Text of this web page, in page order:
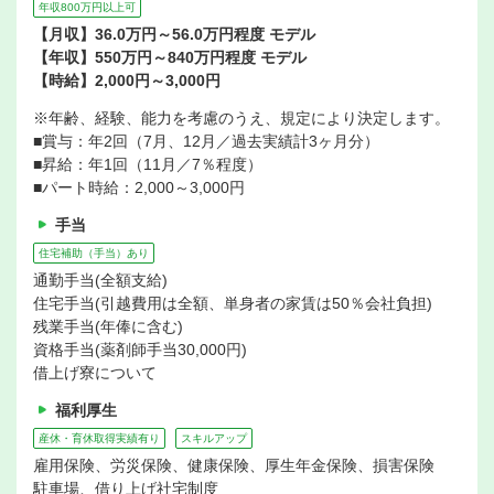
年収800万円以上可
【月収】36.0万円～56.0万円程度 モデル
【年収】550万円～840万円程度 モデル
【時給】2,000円～3,000円
※年齢、経験、能力を考慮のうえ、規定により決定します。
■賞与：年2回（7月、12月／過去実績計3ヶ月分）
■昇給：年1回（11月／7％程度）
■パート時給：2,000～3,000円
手当
住宅補助（手当）あり
通勤手当(全額支給)
住宅手当(引越費用は全額、単身者の家賃は50％会社負担)
残業手当(年俸に含む)
資格手当(薬剤師手当30,000円)
借上げ寮について
福利厚生
産休・育休取得実績有り スキルアップ
雇用保険、労災保険、健康保険、厚生年金保険、損害保険
駐車場、借り上げ社宅制度